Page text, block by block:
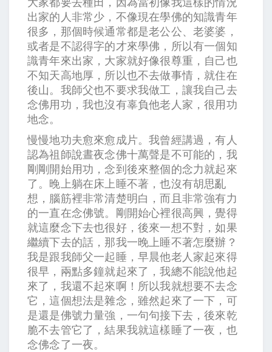
出家的人非常少，不像現在學佛的知識青年
很多，那個時候通常都是老公公、老婆婆，
或者是不認得字的才來學佛，所以有一個知
識青年來出家，大家就好像很尊重，自己也
不知天高地厚，所以也不去做事情，就住在
後山。我師父也不要求我做工，讓我自己去
念佛用功，我也沒有辜負他老人家，很用功
地念。
慢慢地功夫愈來愈成片。我曾經講過，有人
認為祖師說晝夜念佛十萬聲是不可能的，我
剛剛開始用功，念到後來整個的念力就起來
了。晚上躺在床上睡不著，也沒有胡思亂
想，腦筋裡非常清楚明白，而且非常強有力
的一直在念佛號。剛開始心裡很高興，覺得
就這麼念下去也很好，後來一想不對，如果
繼續下去的話，那我一晚上睡不著怎麼辦？
我是跟我師父一起睡，早晨他老人家起來得
很早，兩點多鐘就起來了，我總不能說他起
來了，我還不起來啊！所以我就想要不去念
它，這個想法是雜念，雖然起來了一下，可
是還是佛號力量強，一句句接下去，後來乾
脆不去管它了，結果我就這樣睡了一夜，也
念佛念了一夜。